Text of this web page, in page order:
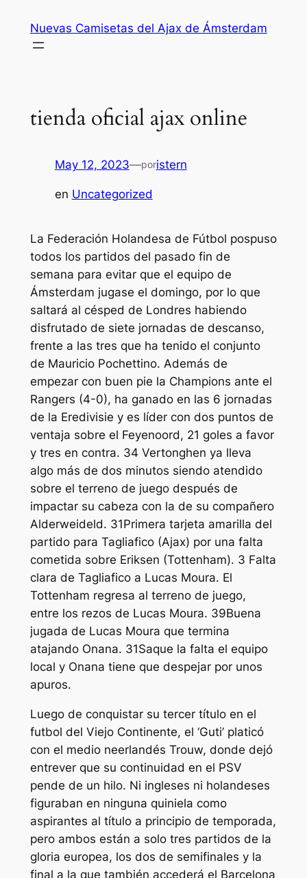
contenido
Nuevas Camisetas del Ajax de Ámsterdam
tienda oficial ajax online
May 12, 2023—poristern
en Uncategorized
La Federación Holandesa de Fútbol pospuso
todos los partidos del pasado fin de
semana para evitar que el equipo de
Ámsterdam jugase el domingo, por lo que
saltará al césped de Londres habiendo
disfrutado de siete jornadas de descanso,
frente a las tres que ha tenido el conjunto
de Mauricio Pochettino. Además de
empezar con buen pie la Champions ante el
Rangers (4-0), ha ganado en las 6 jornadas
de la Eredivisie y es líder con dos puntos de
ventaja sobre el Feyenoord, 21 goles a favor
y tres en contra. 34 Vertonghen ya lleva
algo más de dos minutos siendo atendido
sobre el terreno de juego después de
impactar su cabeza con la de su compañero
Alderweideld. 31Primera tarjeta amarilla del
partido para Tagliafico (Ajax) por una falta
cometida sobre Eriksen (Tottenham). 3 Falta
clara de Tagliafico a Lucas Moura. El
Tottenham regresa al terreno de juego,
entre los rezos de Lucas Moura. 39Buena
jugada de Lucas Moura que termina
atajando Onana. 31Saque la falta el equipo
local y Onana tiene que despejar por unos
apuros.
Luego de conquistar su tercer título en el
futbol del Viejo Continente, el ‘Guti’ platicó
con el medio neerlandés Trouw, donde dejó
entrever que su continuidad en el PSV
pende de un hilo. Ni ingleses ni holandeses
figuraban en ninguna quiniela como
aspirantes al título a principio de temporada,
pero ambos están a solo tres partidos de la
gloria europea, los dos de semifinales y la
final a la que también accederá el Barcelona